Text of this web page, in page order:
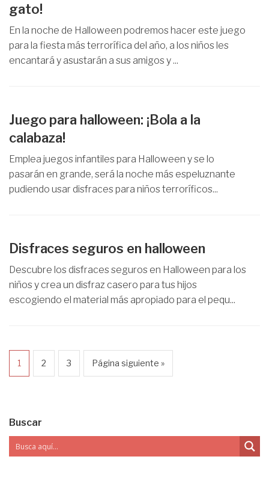
gato!
En la noche de Halloween podremos hacer este juego
para la fiesta más terrorífica del año, a los niños les
encantará y asustarán a sus amigos y ...
Juego para halloween: ¡Bola a la
calabaza!
Emplea juegos infantiles para Halloween y se lo
pasarán en grande, será la noche más espeluznante
pudiendo usar disfraces para niños terroríficos...
Disfraces seguros en halloween
Descubre los disfraces seguros en Halloween para los
niños y crea un disfraz casero para tus hijos
escogiendo el material más apropiado para el pequ...
1 2 3 Página siguiente »
Buscar